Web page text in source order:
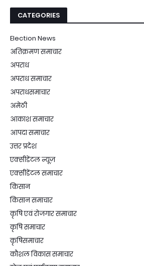
CATEGORIES
Election News
अतिक्रमण समाचार
अपराध
अपराध समाचार
अपराधसमाचार
अमेठी
आकाश समाचार
आपदा समाचार
उत्तर प्रदेश
एक्सीडेंटल न्यूज़
एक्सीडेंटल समाचार
किसान
किसान समाचार
कृषि एवं रोजगार समाचार
कृषि समाचार
कृषिसमाचार
कौशल विकास समाचार